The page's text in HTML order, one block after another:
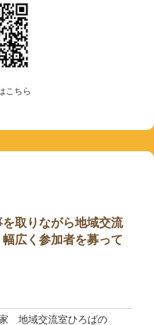
こちら
取りながら地域交流
広く参加者を募って
地域交流室ひろばの